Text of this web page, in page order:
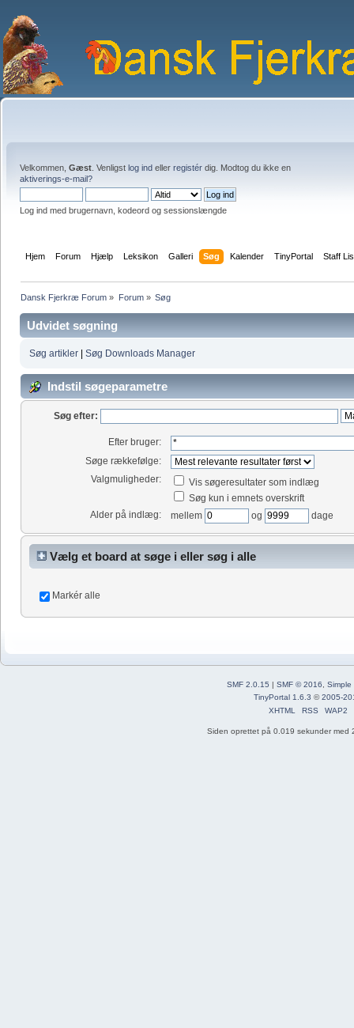
Velkommen, Gæst . Venligst log ind eller registér dig. Modtog du ikke en
aktiverings-e-mail?
Log ind med brugernavn, kodeord og sessionslængde
Hjem Forum Hjælp Leksikon Galleri Søg Kalender TinyPortal Staff
Dansk Fjerkræ Forum » Forum» Søg
Udvidet søgning
Søg artikler |Søg Downloads Manager
Indstil søgeparametre
Søg efter:
Efter bruger:
Søge rækkefølge:
Valgmuligheder:
Vis søgeresultater som indlæg
Søg kun i emnets overskrift
Alder på indlæg:
mellem og dage
Vælg et board at søge i eller søg i alle
Markér alle
SMF 2.0.15 | SMF © 2016
Simple
TinyPortal 1.6.3 ©2005-
XHTML
RSS WAP2
Siden oprettet på 0.019 sekunder med